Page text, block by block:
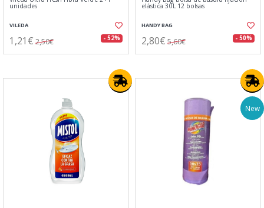
unidades
VILEDA
1,21€ 2,50€ - 52%
elástica 30L 12 bolsas
HANDY BAG
2,80€ 5,60€ - 50%
New